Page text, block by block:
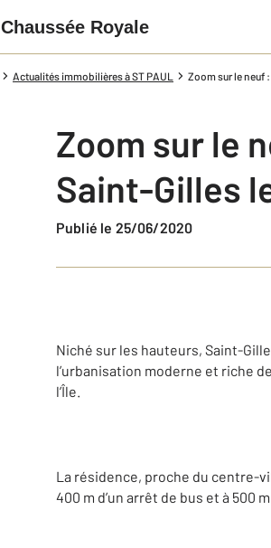
Chaussée Royale
Actualités immobilières à ST PAUL Zoom sur le neuf
Zoom sur le
Saint-Gilles
Publié le 25/06/2020
Niché sur les hauteurs, Saint-
l’urbanisation moderne et riche
l’Île.
La résidence, proche du centre-
400 m d’un arrêt de bus et à 500